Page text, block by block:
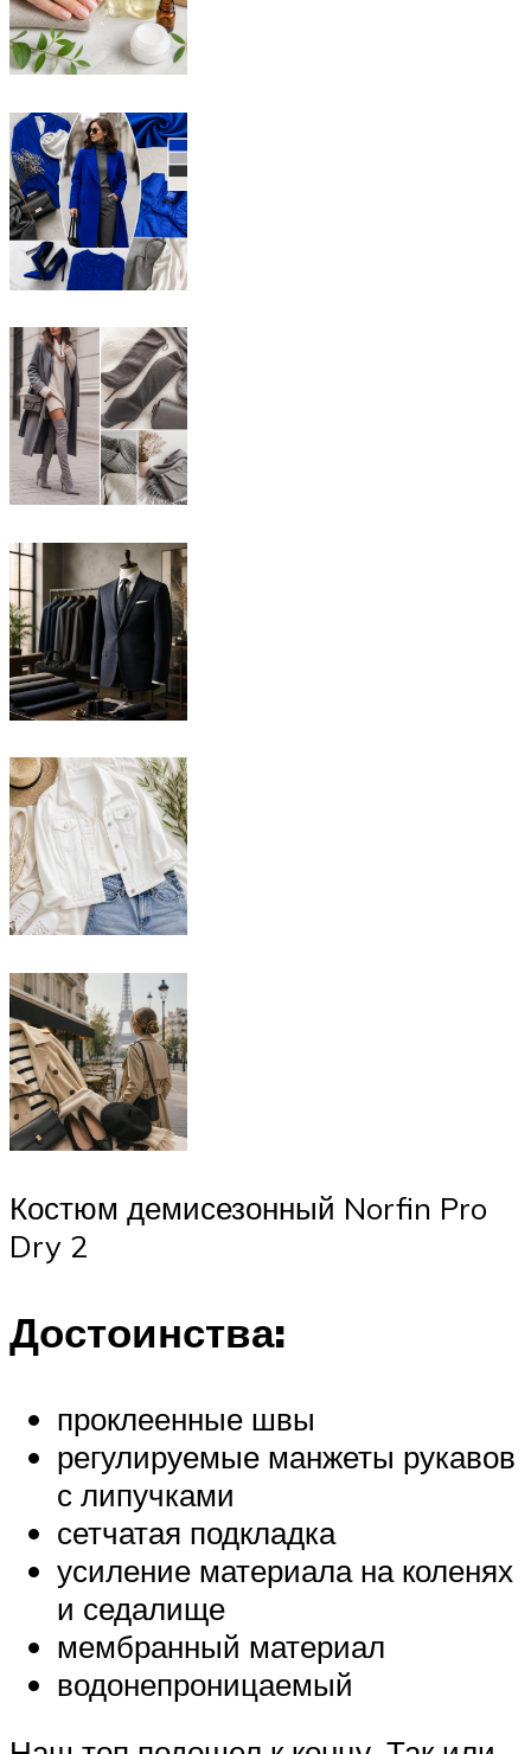
Костюм демисезонный Norfin Pro
Dry 2
Достоинства:
проклеенные швы
регулируемые манжеты рукавов
с липучками
сетчатая подкладка
усиление материала на коленях
и седалище
мембранный материал
водонепроницаемый